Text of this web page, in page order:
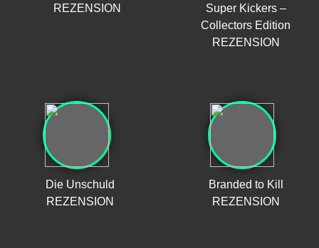
REZENSION
Super Kickers –
Collectors Edition
REZENSION
Die Unschuld
REZENSION
Branded to Kill
REZENSION